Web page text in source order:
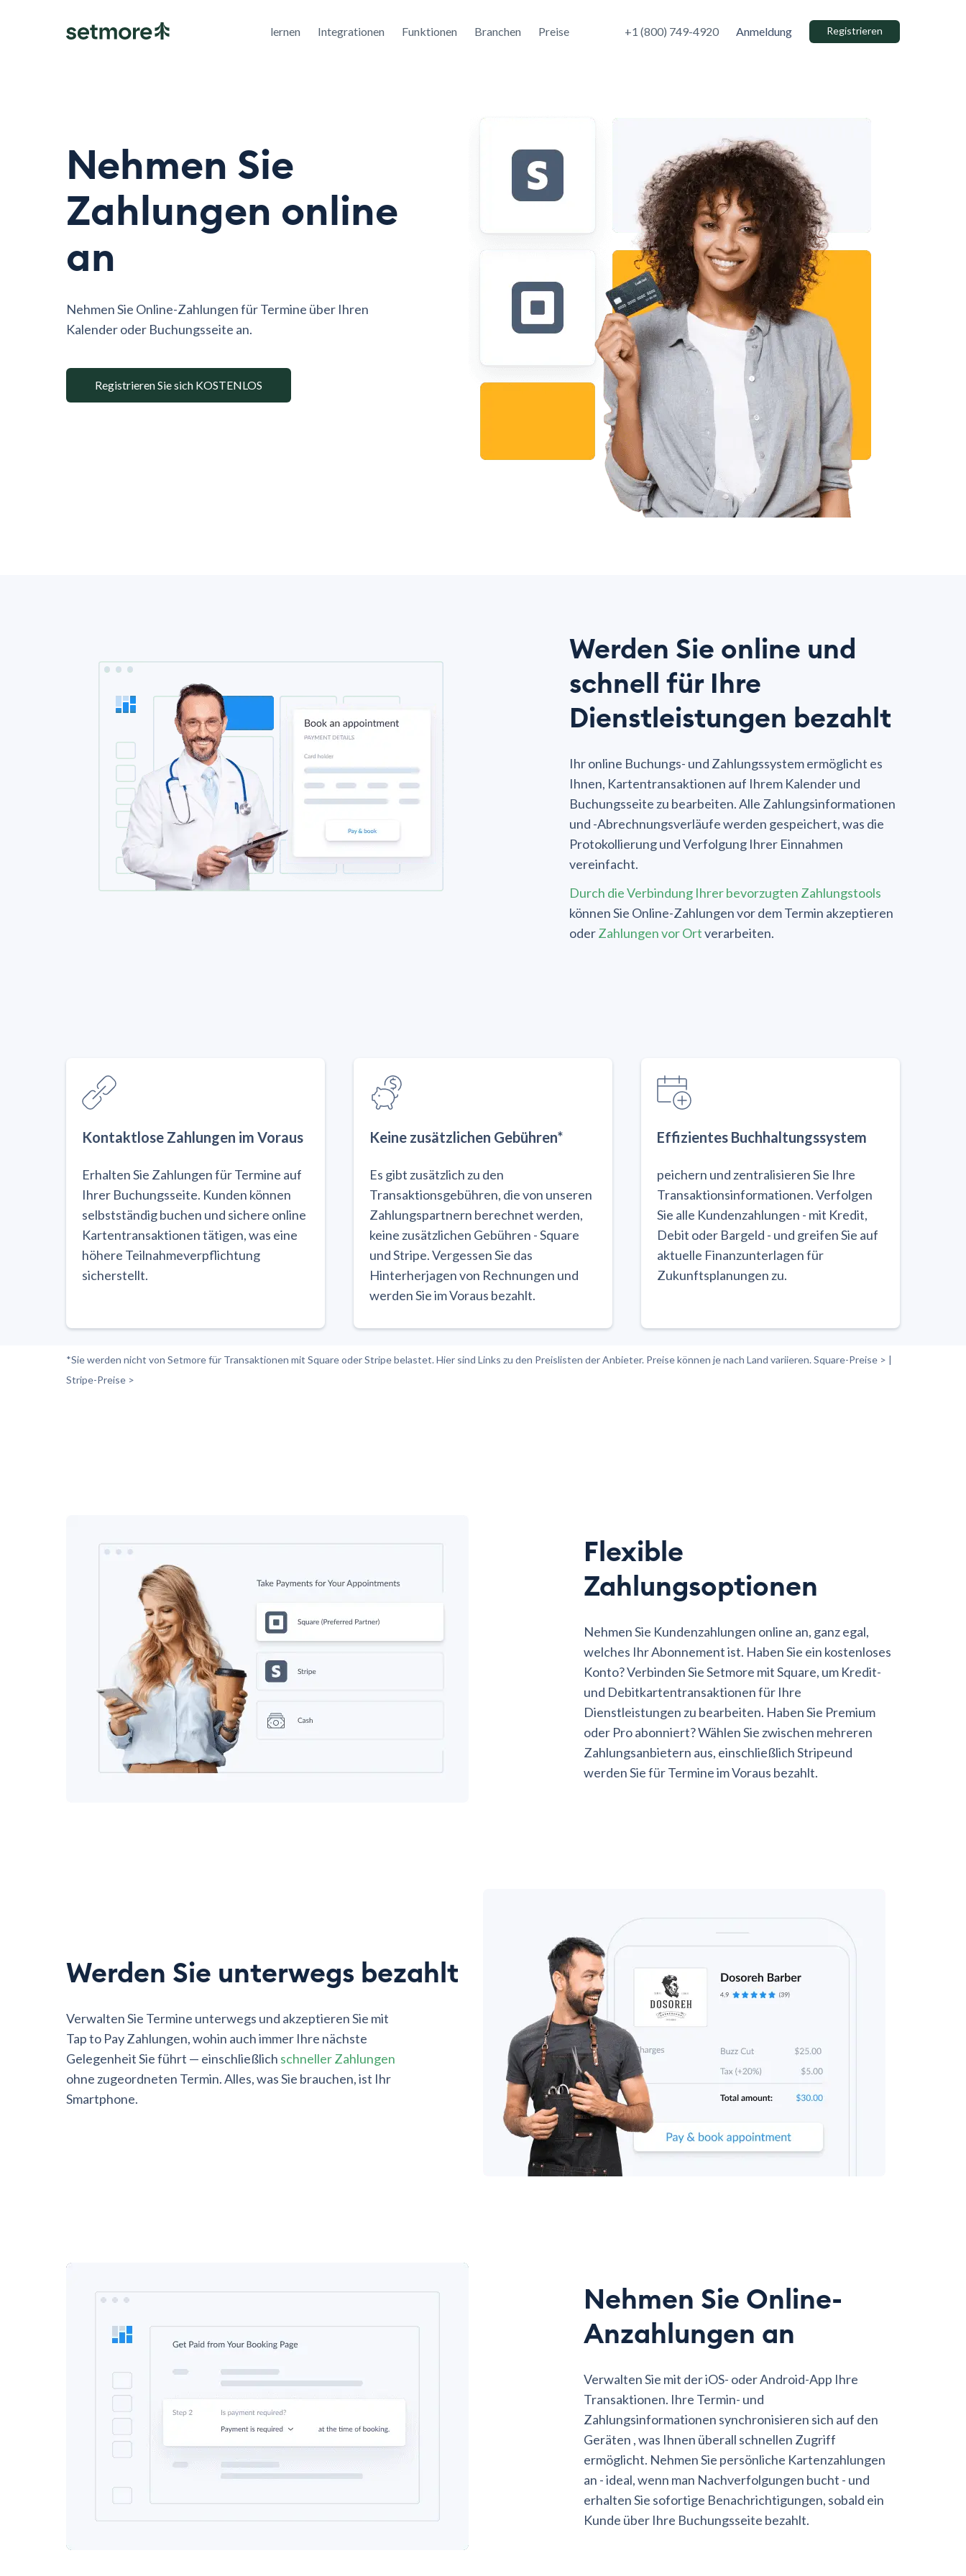
lernen Integrationen Funktionen Branchen Preise +1 (800) 749-4920 Anmeldung Registrieren
Nehmen Sie
Zahlungen online
an
Nehmen Sie Online-Zahlungen für Termine über Ihren
Kalender oder Buchungsseite an.
Registrieren Sie sich KOSTENLOS
Werden Sie online und
schnell für Ihre
Dienstleistungen bezahlt
Ihr online Buchungs- und Zahlungssystem ermöglicht es
Ihnen, Kartentransaktionen auf Ihrem Kalender und
Buchungsseite zu bearbeiten. Alle Zahlungsinformationen
und -Abrechnungsverläufe werden gespeichert, was die
Protokollierung und Verfolgung Ihrer Einnahmen
vereinfacht.
Durch die Verbindung Ihrer bevorzugten Zahlungstools
können Sie Online-Zahlungen vor dem Termin akzeptieren
oderZahlungen vor Ortverarbeiten.
Kontaktlose Zahlungen im Voraus
Erhalten Sie Zahlungen für Termine auf
Ihrer Buchungsseite. Kunden können
selbstständig buchen und sichere online
Kartentransaktionen tätigen, was eine
höhere Teilnahmeverpflichtung
sicherstellt.
Keine zusätzlichen Gebühren*
Es gibt zusätzlich zu den
Transaktionsgebühren, die von unseren
Zahlungspartnern berechnet werden,
keine zusätzlichen Gebühren - Square
und Stripe. Vergessen Sie das
Hinterherjagen von Rechnungen und
werden Sie im Voraus bezahlt.
Effizientes Buchhaltungssystem
peichern und zentralisieren Sie Ihre
Transaktionsinformationen. Verfolgen
Sie alle Kundenzahlungen - mit Kredit,
Debit oder Bargeld - und greifen Sie auf
aktuelle Finanzunterlagen für
Zukunftsplanungen zu.
*Sie werden nicht von Setmore für Transaktionen mit Square oder Stripe belastet. Hier sind Links zu den Preislisten der Anbieter. Preise können je nach Land variieren. Square-Preise > |
Stripe-Preise >
Flexible
Zahlungsoptionen
Nehmen Sie Kundenzahlungen online an, ganz egal,
welches Ihr Abonnement ist. Haben Sie ein kostenloses
Konto? Verbinden Sie Setmore mit Square, um Kredit-
und Debitkartentransaktionen für Ihre
Dienstleistungen zu bearbeiten. Haben Sie Premium
oder Pro abonniert? Wählen Sie zwischen mehreren
Zahlungsanbietern aus, einschließlich Stripeund
werden Sie für Termine im Voraus bezahlt.
Werden Sie unterwegs bezahlt
Verwalten Sie Termine unterwegs und akzeptieren Sie mit
Tap to Pay Zahlungen, wohin auch immer Ihre nächste
Gelegenheit Sie führt — einschließlich schneller Zahlungen
ohne zugeordneten Termin. Alles, was Sie brauchen, ist Ihr
Smartphone.
Nehmen Sie Online-
Anzahlungen an
Verwalten Sie mit der iOS- oder Android-App Ihre
Transaktionen. Ihre Termin- und
Zahlungsinformationen synchronisieren sich auf den
Geräten , was Ihnen überall schnellen Zugriff
ermöglicht. Nehmen Sie persönliche Kartenzahlungen
an - ideal, wenn man Nachverfolgungen bucht - und
erhalten Sie sofortige Benachrichtigungen, sobald ein
Kunde über Ihre Buchungsseite bezahlt.